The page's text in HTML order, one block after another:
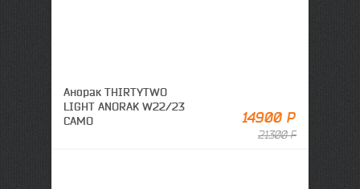
Анорак THIRTYTWO
LIGHT ANORAK W22/23
CAMO
21300 Р
14900 Р